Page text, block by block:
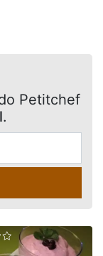
Petitchef
.